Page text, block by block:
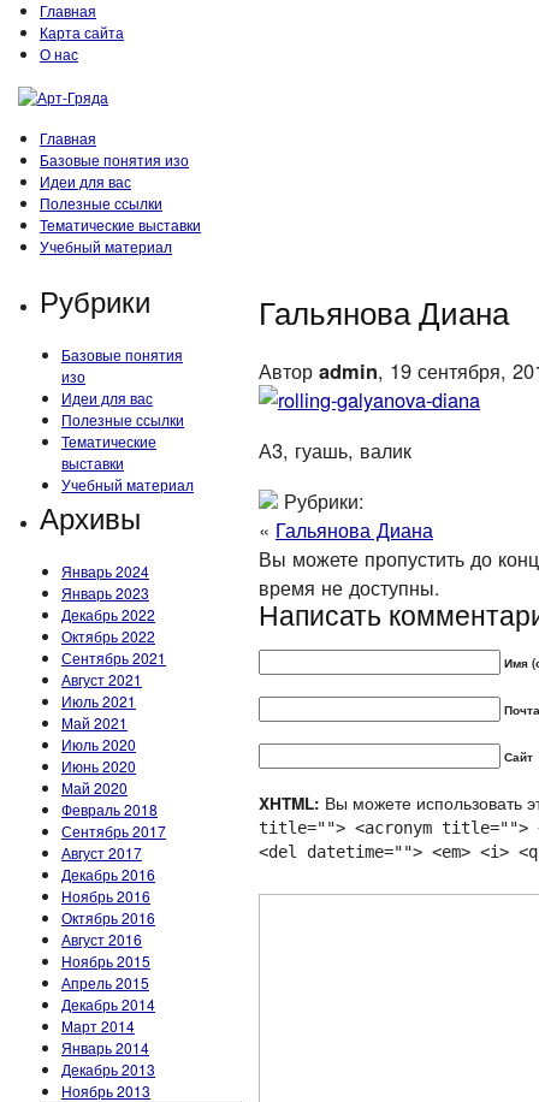
Главная
Карта сайта
О нас
Главная
Базовые понятия изо
Идеи для вас
Полезные ссылки
Тематические выставки
Учебный материал
Рубрики
Базовые понятия
изо
Идеи для вас
Полезные ссылки
Тематические
выставки
Учебный материал
Архивы
Январь 2024
Январь 2023
Декабрь 2022
Октябрь 2022
Сентябрь 2021
Август 2021
Июль 2021
Май 2021
Июль 2020
Июнь 2020
Май 2020
Февраль 2018
Сентябрь 2017
Август 2017
Декабрь 2016
Ноябрь 2016
Октябрь 2016
Август 2016
Ноябрь 2015
Апрель 2015
Декабрь 2014
Март 2014
Январь 2014
Декабрь 2013
Ноябрь 2013
Гальянова Диана
Автор admin, 19 сентября,
А3, гуашь, валик
Рубрики:
« Гальянова Диана
Вы можете пропустить до
время не доступны.
Написать
Имя
Сайт
XHTML: Вы можете использовать
title=""> <acronym title="">
<del datetime=""> <em> <i>